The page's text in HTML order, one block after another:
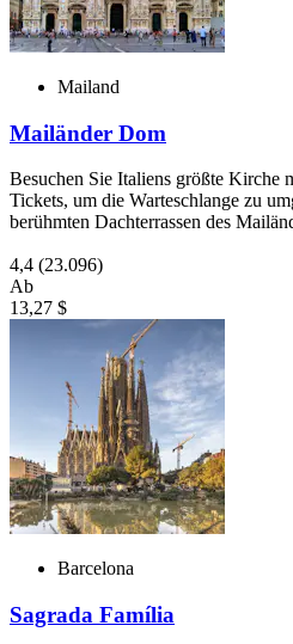
Mailand
Mailänder Dom
Besuchen Sie Italiens größte Kirche
Tickets, um die Warteschlange zu
berühmten Dachterrassen des
4,4 (23.096)
Ab
13,27 $
Barcelona
Sagrada Família